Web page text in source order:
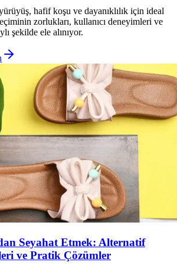
hafif koşu ve dayanıklılık için ideal
zorlukları, kullanıcı deneyimleri ve
şekilde ele alınıyor.
Seyahat Etmek: Alternatif
ve Pratik Çözümler